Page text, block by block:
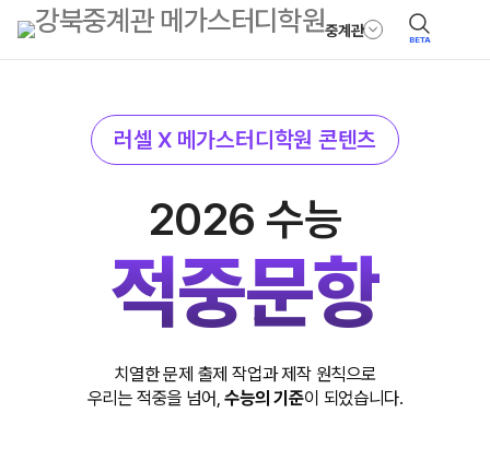
중계관 BETA
러셀 X 메가스터디학원 콘텐츠
2026 수능
적중문항
치열한 문제 출제 작업과 제작 원칙으로
우리는 적중을 넘어,수능의 기준이 되었습니다.